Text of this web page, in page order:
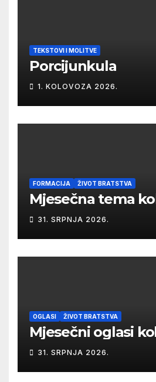
TEKSTOVI I MOLITVE
Porcijunkula
1. KOLOVOZA 2026.
FORMACIJA ŽIVOT BRATSTVA
Mjesečna tema
31. SRPNJA 2026.
OGLASI ŽIVOT BRATSTVA
Mjesečni oglasi
31. SRPNJA 2026.